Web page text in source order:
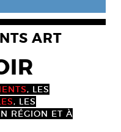
ART
, LES
, LES
RÉGION ET À